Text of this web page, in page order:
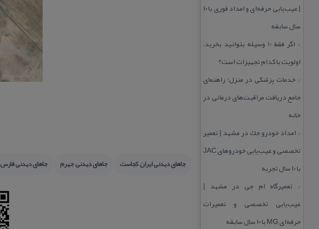
| عیب‌یابی حرفه‌ای و امداد فوری با ۱۰
سال سابقه
::
اگر فقط 10 وسیله بتوانید بخرید،
اولویت با كدام تجهیزات است؟
:: خدمات پزشكی در منزل؛ راهنمای
جامع دریافت مراقبت‌های درمانی در
خانه
:: امداد خودرو جك در مشهد | تعمیر
تخصصی و عیب‌یابی خودروهای JAC
با ۱۰ سال تجربه
:: تعمیرگاه ام جی در مشهد |
عیب‌یابی تخصصی و تعمیرات
حرفه‌ای MG با ۱۰ سال سابقه
جاهای دیدنی ایران كجاست جاهای دیدنی جهرم جاهای دیدنی فارس